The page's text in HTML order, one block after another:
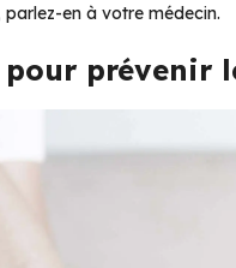
en à votre médecin.
pour prévenir